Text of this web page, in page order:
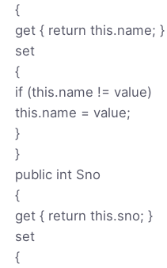
{
get { return this.name; }
set
{
if (this.name != value)
this.name = value;
}
}
public int Sno
{
get { return this.sno; }
set
{